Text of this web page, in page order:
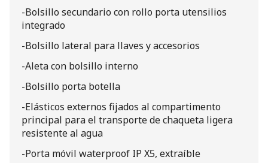
-Bolsillo secundario con rollo porta utensilios
integrado
-Bolsillo lateral para llaves y accesorios
-Aleta con bolsillo interno
-Bolsillo porta botella
-Elásticos externos fijados al compartimento
principal para el transporte de chaqueta ligera
resistente al agua
-Porta móvil waterproof IP X5, extraíble